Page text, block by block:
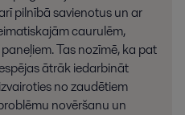
pilnībā savienotus un ar
caurulēm,
Tas nozīmē, ka pat
ātrāk iedarbināt
no zaudētiem
novēršanu un